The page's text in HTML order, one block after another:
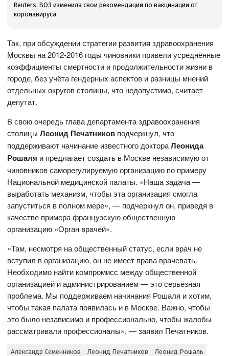
Reuters: ВОЗ изменила свои рекомендации по вакцинации от
коронавируса
Так, при обсуждении стратегии развития здравоохранения
Москвы на 2012-2016 годы чиновники привели усреднённые
коэффициенты смертности и продолжительности жизни в
городе, без учёта гендерных аспектов и разницы мнений
отдельных округов столицы, что недопустимо, считает
депутат.
В свою очередь глава департамента здравоохранения
столицыЛеонид Печатников подчеркнул, что
поддерживают начинание известного доктораЛеонида
Рошаля и предлагает создать в Москве независимую от
чиновников саморегулируемую организацию по примеру
Национальной медицинской палаты. «Наша задача —
выработать механизм, чтобы эта организация смогла
запуститься в полном мере», — подчеркнул он, приведя в
качестве примера французскую общественную
организацию «Орган врачей».
«Там, несмотря на общественный статус, если врач не
вступил в организацию, он не имеет права врачевать.
Необходимо найти компромисс между общественной
организацией и администрированием — это серьёзная
проблема. Мы поддерживаем начинания Рошаля и хотим,
чтобы такая палата появилась и в Москве. Важно, чтобы
это было независимо и профессионально, чтобы жалобы
рассматривали профессионалы», — заявил Печатников.
Александр Семенников Леонид Печатников Леонид Рошаль